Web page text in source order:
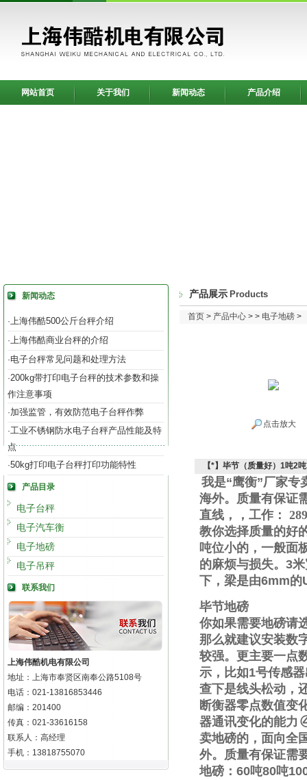
网站首页 关于我们 新闻动态 产品介绍
新闻动态
·上海伟酷500公斤台秤介绍
·上海伟酷商业台秤的介绍
·电子台秤常见问题和处理方法
·200kg带打印电子台秤的技术参数和操
作注意事项
·加强监管，有效防范电子台秤作弊
·工业不锈钢防水电子台秤产品性能及特
点
·50kg打印电子台秤打印功能特性
产品目录
电子台秤
电子汽车衡
电子地磅
电子吊秤
联系我们
上海伟酷机电有限公司
地址：上海市奉贤区南奉公路5108号
电话：021-13816853446
邮编：201400
传真：021-33616158
联系人：高经理
手机：13818755070
产品展示 Products
首页 > 产品中心 > > 电子地磅 >
点击放大
【*】毕节（质量好）1吨2
我是“鹰衡”厂家专
海外。质量有保证
直线 ， ，工作 ：
教你选择质量的好
吨位小的，一般面
的麻烦与损失。 3
下，梁是由6mm的
毕节地磅
你如果需要地磅请
那么就建议安装数
较强。更主要一点
示，比如1号传感
查下是线头松动，
断衡器零点数值变
器通讯变化的能力
卖地磅的，面向全
外。质量有保证需
地磅： 60吨80吨